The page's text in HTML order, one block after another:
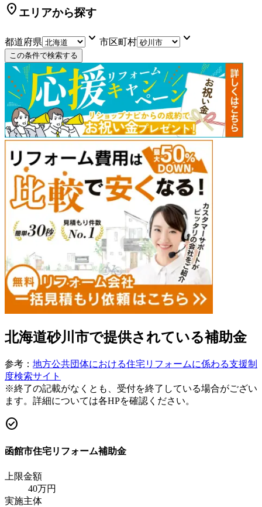
location_on エリアから探す
都道府県 keyboard_arrow_down 市区町村 keyboard_arrow_down
この条件で検索する
北海道砂川市で提供されている補助金
参考： 地方公共団体における住宅リフォームに係わる支援制
度検索サイト
※終了の記載がなくとも、受付を終了している場合がござい
ます。詳細については各HPを確認ください。
check_circle
函館市住宅リフォーム補助金
上限金額
40万円
実施主体